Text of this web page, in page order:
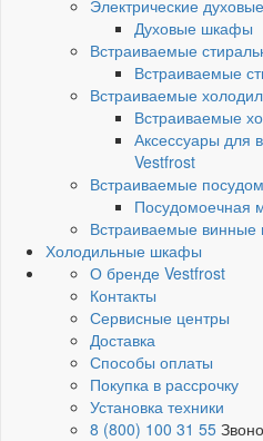
Электрические
Духовые шкафы
Встраиваемые
Встраиваемые
Встраиваемые
Встраиваемые
Аксессуары для
Vestfrost
Встраиваемые
Посудомоечная
Встраиваемые
Холодильные шкафы
О бренде Vestfrost
Контакты
Сервисные центры
Доставка
Способы оплаты
Покупка в рассрочку
Установка техники
8 (800) 100 31 55